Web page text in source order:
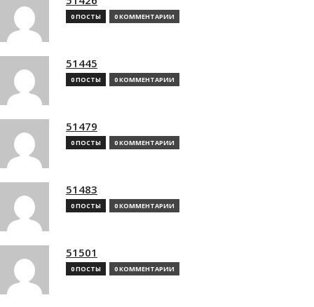
0 ПОСТЫ 0 КОММЕНТАРИИ
51445
0 ПОСТЫ 0 КОММЕНТАРИИ
51479
0 ПОСТЫ 0 КОММЕНТАРИИ
51483
0 ПОСТЫ 0 КОММЕНТАРИИ
51501
0 ПОСТЫ 0 КОММЕНТАРИИ